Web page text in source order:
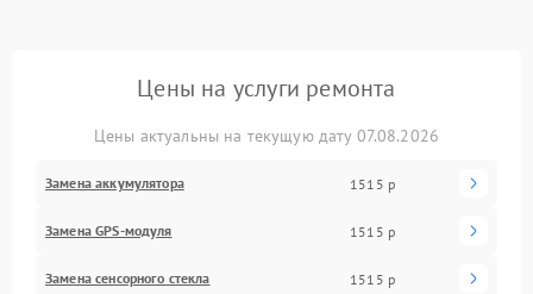
Цены на услуги ремонта
Цены актуальны на текущую дату 07.08.2026
Замена аккумулятора 1515 р
Замена GPS-модуля 1515 р
Замена сенсорного стекла 1515 р